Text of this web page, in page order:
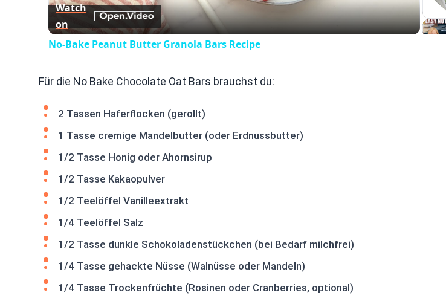
Watch
on
No-Bake Peanut Butter Granola Bars Recipe
Für die No Bake Chocolate Oat Bars brauchst du:
2 Tassen Haferflocken (gerollt)
1 Tasse cremige Mandelbutter (oder Erdnussbutter)
1/2 Tasse Honig oder Ahornsirup
1/2 Tasse Kakaopulver
1/2 Teelöffel Vanilleextrakt
1/4 Teelöffel Salz
1/2 Tasse dunkle Schokoladenstückchen (bei Bedarf milchfrei)
1/4 Tasse gehackte Nüsse (Walnüsse oder Mandeln)
1/4 Tasse Trockenfrüchte (Rosinen oder Cranberries, optional)